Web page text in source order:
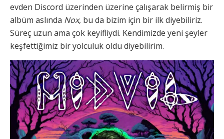
evden Discord üzerinden üzerine çalışarak belirmiş bir
albüm aslında Nox, bu da bizim için bir ilk diyebiliriz.
Süreç uzun ama çok keyifliydi. Kendimizde yeni şeyler
keşfettiğimiz bir yolculuk oldu diyebilirim.